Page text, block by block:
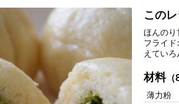
この
ほんのり
フライ
えてい
材料（
薄力粉